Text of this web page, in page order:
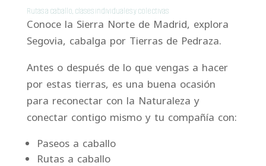
Rutas a caballo, clases individuales y colectivas
Conoce la Sierra Norte de Madrid, explora
Segovia, cabalga por Tierras de Pedraza.
Antes o después de lo que vengas a hacer
por estas tierras, es una buena ocasión
para reconectar con la Naturaleza y
conectar contigo mismo y tu compañía con:
Paseos a caballo
Rutas a caballo